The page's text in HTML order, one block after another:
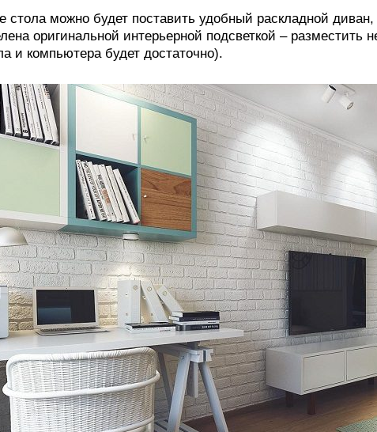
стола можно будет поставить удобный раскладной диван,
оригинальной интерьерной подсветкой – разместить
и компьютера будет достаточно).